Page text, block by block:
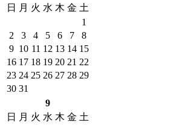
日
月 火 水 木 金 土
1
2
3 4 5 6 7
8
9 10 11 12 13 14 15
16 17 18 19 20 21 22
23 24 25 26 27 28 29
30 31
9
日
月 火 水 木 金 土